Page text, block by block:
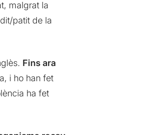
malgrat la
patit de la
Fins ara
i ho han fet
ha fet